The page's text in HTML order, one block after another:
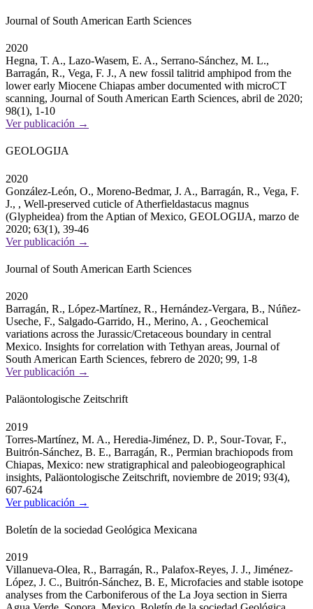
Journal of South American Earth Sciences
2020
Hegna, T. A., Lazo-Wasem, E. A., Serrano-Sánchez, M. L.,
Barragán, R., Vega, F. J., A new fossil talitrid amphipod from the
lower early Miocene Chiapas amber documented with microCT
scanning, Journal of South American Earth Sciences, abril de 2020;
98(1), 1-10
Ver publicación →
GEOLOGIJA
2020
González-León, O., Moreno-Bedmar, J. A., Barragán, R., Vega, F.
J., , Well-preserved cuticle of Atherfieldastacus magnus
(Glypheidea) from the Aptian of Mexico, GEOLOGIJA, marzo de
2020; 63(1), 39-46
Ver publicación →
Journal of South American Earth Sciences
2020
Barragán, R., López-Martínez, R., Hernández-Vergara, B., Núñez-
Useche, F., Salgado-Garrido, H., Merino, A. , Geochemical
variations across the Jurassic/Cretaceous boundary in central
Mexico. Insights for correlation with Tethyan areas, Journal of
South American Earth Sciences, febrero de 2020; 99, 1-8
Ver publicación →
Paläontologische Zeitschrift
2019
Torres-Martínez, M. A., Heredia-Jiménez, D. P., Sour-Tovar, F.,
Buitrón-Sánchez, B. E., Barragán, R., Permian brachiopods from
Chiapas, Mexico: new stratigraphical and paleobiogeographical
insights, Paläontologische Zeitschrift, noviembre de 2019; 93(4),
607-624
Ver publicación →
Boletín de la sociedad Geológica Mexicana
2019
Villanueva-Olea, R., Barragán, R., Palafox-Reyes, J. J., Jiménez-
López, J. C., Buitrón-Sánchez, B. E, Microfacies and stable isotope
analyses from the Carboniferous of the La Joya section in Sierra